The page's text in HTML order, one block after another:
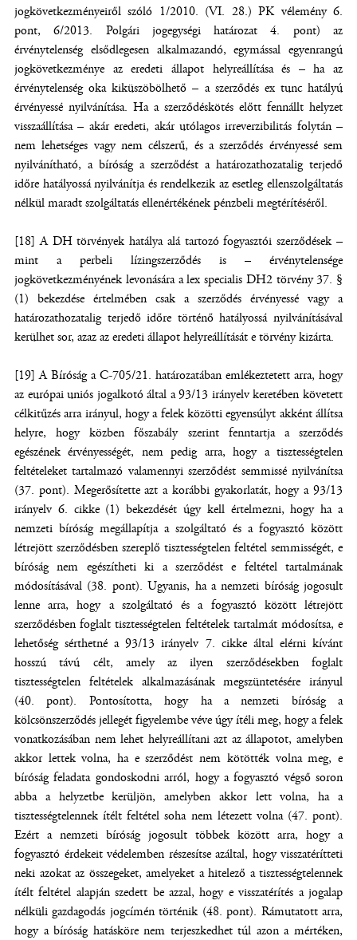
jogkövetkezményeiről szóló 1/2010. (VI. 28.) PK vélemény 6.
pont, 6/2013. Polgári jogegységi határozat 4. pont) az
érvénytelenség elsődlegesen alkalmazandó, egymással egyenrangú
jogkövetkezménye az eredeti állapot helyreállítása és – ha az
érvénytelenség oka kiküszöbölhető – a szerződés ex tunc hatályú
érvényessé nyilvánítása. Ha a szerződéskötés előtt fennállt helyzet
visszaállítása – akár eredeti, akár utólagos irreverzibilitás folytán –
nem lehetséges vagy nem célszerű, és a szerződés érvényessé sem
nyilvánítható, a bíróság a szerződést a határozathozatalig terjedő
időre hatályossá nyilvánítja és rendelkezik az esetleg ellenszolgáltatás
nélkül maradt szolgáltatás ellenértékének pénzbeli megtérítéséről.
[18] A DH törvények hatálya alá tartozó fogyasztói szerződések –
mint a perbeli lízingszerződés is – érvénytelensége
jogkövetkezményének levonására a lex specialis DH2 törvény 37. §
(1) bekezdése értelmében csak a szerződés érvényessé vagy a
határozathozatalig terjedő időre történő hatályossá nyilvánításával
kerülhet sor, azaz az eredeti állapot helyreállítását e törvény kizárta.
[19] A Bíróság a C-705/21. határozatában emlékeztetett arra, hogy
az európai uniós jogalkotó által a 93/13 irányelv keretében követett
célkitűzés arra irányul, hogy a felek közötti egyensúlyt akként állítsa
helyre, hogy közben főszabály szerint fenntartja a szerződés
egészének érvényességét, nem pedig arra, hogy a tisztességtelen
feltételeket tartalmazó valamennyi szerződést semmissé nyilvánítsa
(37. pont). Megerősítette azt a korábbi gyakorlatát, hogy a 93/13
irányelv 6. cikke (1) bekezdését úgy kell értelmezni, hogy ha a
nemzeti bíróság megállapítja a szolgáltató és a fogyasztó között
létrejött szerződésben szereplő tisztességtelen feltétel semmisségét, e
bíróság nem egészítheti ki a szerződést e feltétel tartalmának
módosításával (38. pont). Ugyanis, ha a nemzeti bíróság jogosult
lenne arra, hogy a szolgáltató és a fogyasztó között létrejött
szerződésben foglalt tisztességtelen feltételek tartalmát módosítsa, e
lehetőség sérthetné a 93/13 irányelv 7. cikke által elérni kívánt
hosszú távú célt, amely az ilyen szerződésekben foglalt
tisztességtelen feltételek alkalmazásának megszüntetésére irányul
(40. pont). Pontosította, hogy ha a nemzeti bíróság a
kölcsönszerződés jellegét figyelembe véve úgy ítéli meg, hogy a felek
vonatkozásában nem lehet helyreállítani azt az állapotot, amelyben
akkor lettek volna, ha e szerződést nem kötötték volna meg, e
bíróság feladata gondoskodni arról, hogy a fogyasztó végső soron
abba a helyzetbe kerüljön, amelyben akkor lett volna, ha a
tisztességtelennek ítélt feltétel soha nem létezett volna (47. pont).
Ezért a nemzeti bíróság jogosult többek között arra, hogy a
fogyasztó érdekeit védelemben részesítse azáltal, hogy visszatérítteti
neki azokat az összegeket, amelyeket a hitelező a tisztességtelennek
ítélt feltétel alapján szedett be azzal, hogy e visszatérítés a jogalap
nélküli gazdagodás jogcímén történik (48. pont). Rámutatott arra,
hogy a bíróság hatásköre nem terjeszkedhet túl azon a mértéken,